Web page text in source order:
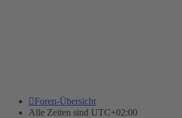
Foren-Übersicht
Alle Zeiten sind UTC+02:00